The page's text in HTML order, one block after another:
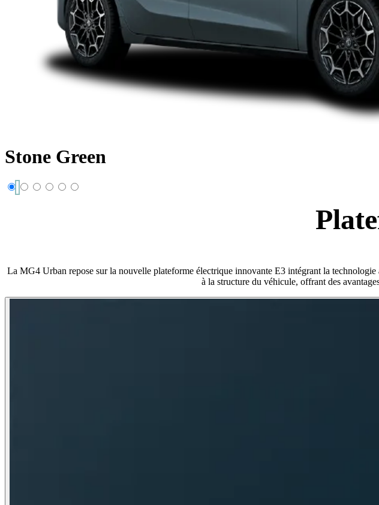
Stone Green
La MG4 Urban repose sur la nouvelle plateforme électrique innovante E3 intégrant la technologie
à la structure du véhicule, offrant des